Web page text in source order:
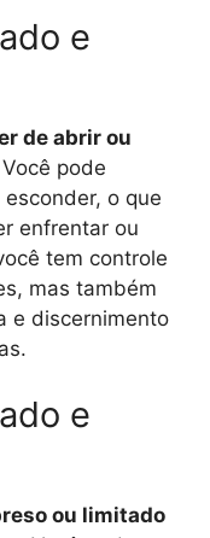
e
de abrir ou
Você pode
o que
enfrentar ou
tem controle
mas também
e discernimento
e
ou limitado